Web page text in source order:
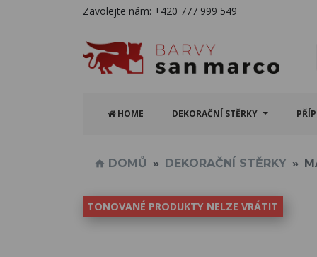
Zavolejte nám: +420 777 999 549
HOME DEKORAČNÍ STĚRKY
DOMŮ DEKORAČNÍ STĚRKY
TONOVANÉ PRODUKTY NELZE VRÁTIT